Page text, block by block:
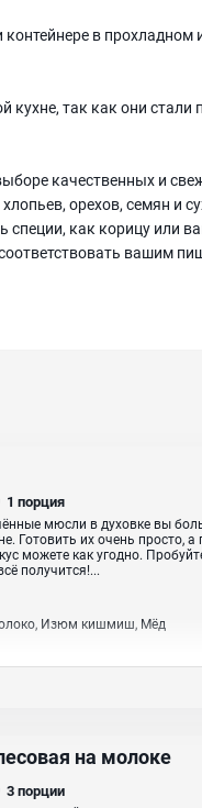
в прохладном
кухне, так как они
качественных и
орехов, семян и
как корицу или
вашим
1 порция
мюсли в духовке вы
Готовить их очень просто, а
можете как угодно.
получится!...
Изюм кишмиш, Мёд
на молоке
3порции